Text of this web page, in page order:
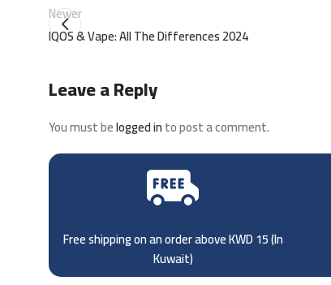
Newer
IQOS & Vape: All The Differences 2024
Leave a Reply
You must belogged into post a comment.
Free shipping on an order above KWD 15 (In
Kuwait)